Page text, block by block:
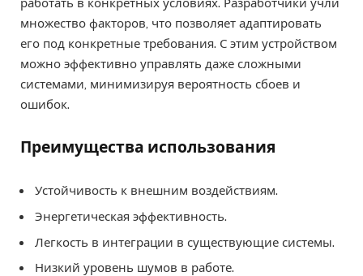
работать в конкретных условиях. Разработчики учли
множество факторов, что позволяет адаптировать
его под конкретные требования. С этим устройством
можно эффективно управлять даже сложными
системами, минимизируя вероятность сбоев и
ошибок.
Преимущества использования
Устойчивость к внешним воздействиям.
Энергетическая эффективность.
Легкость в интеграции в существующие системы.
Низкий уровень шумов в работе.